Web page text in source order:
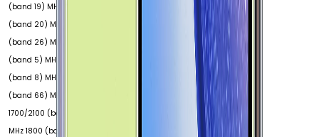
(band 19) MHz 800
(band 20) MHz 850
(band 26) MHz 850
(band 5) MHz 900
(band 8) MHz 1700
(band 66) MHz
1700/2100 (band 4)
MHz 1800 (band 3)